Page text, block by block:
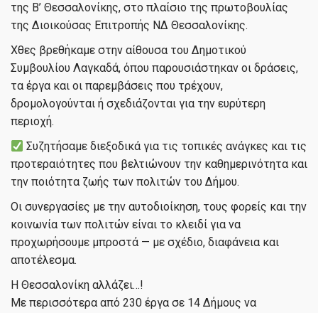
της Β’ Θεσσαλονίκης, στο πλαίσιο της πρωτοβουλίας
της Διοικούσας Επιτροπής ΝΔ Θεσσαλονίκης.
Χθες βρεθήκαμε στην αίθουσα του Δημοτικού
Συμβουλίου Λαγκαδά, όπου παρουσιάστηκαν οι δράσεις,
τα έργα και οι παρεμβάσεις που τρέχουν,
δρομολογούνται ή σχεδιάζονται για την ευρύτερη
περιοχή.
Συζητήσαμε διεξοδικά για τις τοπικές ανάγκες και τις
προτεραιότητες που βελτιώνουν την καθημερινότητα και
την ποιότητα ζωής των πολιτών του Δήμου.
Οι συνεργασίες με την αυτοδιοίκηση, τους φορείς και την
κοινωνία των πολιτών είναι το κλειδί για να
προχωρήσουμε μπροστά — με σχέδιο, διαφάνεια και
αποτέλεσμα.
Η Θεσσαλονίκη αλλάζει…!
Με περισσότερα από 230 έργα σε 14 Δήμους να